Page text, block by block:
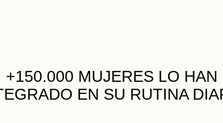
+150.000 MUJERES LO HAN
EN SU RUTINA